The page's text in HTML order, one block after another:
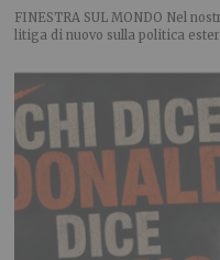
FINESTRA SUL MONDO Nel
litiga di nuovo sulla politica